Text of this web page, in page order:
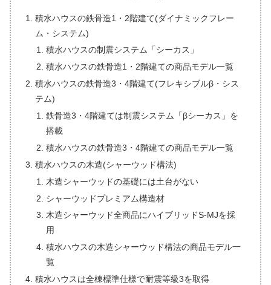
積水ハウスの鉄骨造1・2階建て(ダイナミックフレー
ム・システム)
積水ハウスの制震システム「シーカス」
積水ハウスの鉄骨造1・2階建ての商品モデル一覧
積水ハウスの鉄骨造3・4階建て(フレキシブルβ・シス
テム)
鉄骨造3・4階建ては制震システム「βシーカス」を
搭載
積水ハウスの鉄骨造3・4階建ての商品モデル一覧
積水ハウスの木造(シャーウッド構法)
木造シャーウッドの基礎には土台がない
シャーウッドプレミアム構造材
木造シャーウッド全商品にハイブリッドS-MJを採
用
積水ハウスの木造シャーウッド構法の商品モデル一
覧
積水ハウスは全棟標準仕様で耐震等級3を取得